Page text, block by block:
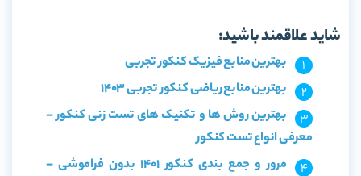
شاید علاقمند باشید:
بهترین منابع فیزیک کنکور تجربی
بهترین منابع ریاضی کنکور تجربی 1403
بهترین روش ها و تکنیک های تست زنی کنکور –
معرفی انواع تست کنکور
مرور و جمع بندی کنکور 1401 بدون فراموشی –